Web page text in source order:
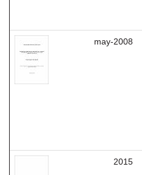
may-2008
2015